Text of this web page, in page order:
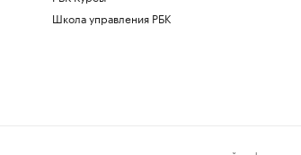
Школа управления РБК